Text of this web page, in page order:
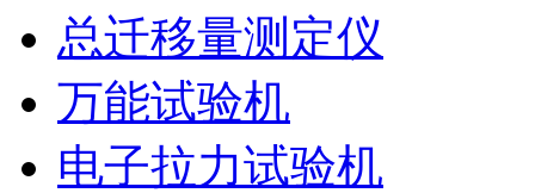
总迁移量测定仪
万能试验机
电子拉力试验机